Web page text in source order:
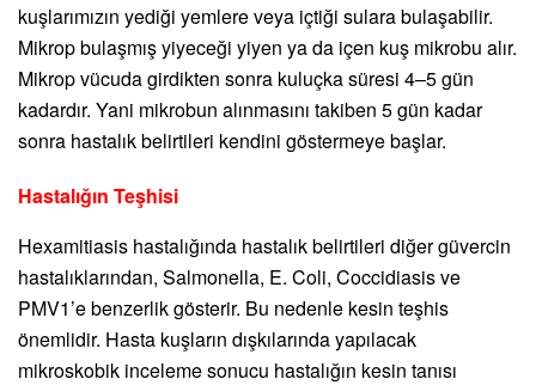
kuşlarımızın yediği yemlere veya içtiği sulara bulaşabilir.
Mikrop bulaşmış yiyeceği yiyen ya da içen kuş mikrobu alır.
Mikrop vücuda girdikten sonra kuluçka süresi 4–5 gün
kadardır. Yani mikrobun alınmasını takiben 5 gün kadar
sonra hastalık belirtileri kendini göstermeye başlar.
Hastalığın Teşhisi
Hexamitiasis hastalığında hastalık belirtileri diğer güvercin
hastalıklarından, Salmonella, E. Coli, Coccidiasis ve
PMV1’e benzerlik gösterir. Bu nedenle kesin teşhis
önemlidir. Hasta kuşların dışkılarında yapılacak
mikroskobik inceleme sonucu hastalığın kesin tanısı